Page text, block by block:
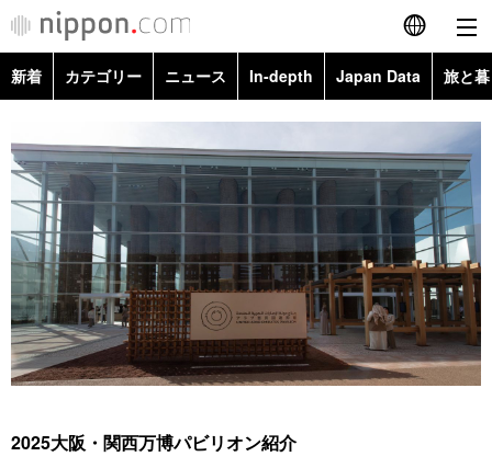
English
繁體字
Français
Español
العربية
カテゴリー
政治・外交
経済・ビジネス
社会
ニュース
トップ
In-depth
旅と暮らし
新着 カテゴリー ニュース In-depth Japan Data 旅と
経済・ビジネス
国際・海外
社会
文化
Topics
Images
People
東京
お知らせ
2025大阪・関西万博パビリオン紹介